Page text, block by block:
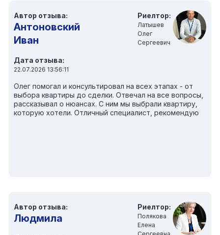
Автор отзыва:
Антоновский
Иван
Дата отзыва:
22.07.2026 13:56:11
Риелтор:
Латышев
Олег
Сергеевич
Олег помогал и консультировал на всех этапах - от
выбора квартиры до сделки. Отвечал на все вопросы,
рассказывал о нюансах. С ним мы выбрали квартиру,
которую хотели. Отличный специалист, рекомендую
Автор отзыва:
Людмила
Риелтор:
Полякова
Елена